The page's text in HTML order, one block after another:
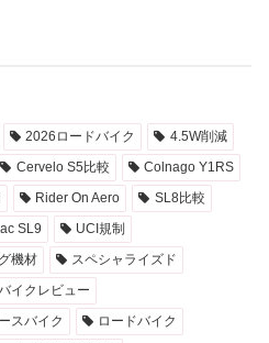
2026ロードバイク
4.5W削減
Cervelo S5比較
Colnago Y1RS
Rider On Aero
SL8比較
SL9
UCI規制
機材
スペシャライズド
イクレビュー
スバイク
ロードバイク